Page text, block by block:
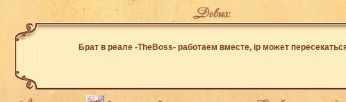
Девиз:
Брат в реале -TheBoss- работаем вместе, ip может